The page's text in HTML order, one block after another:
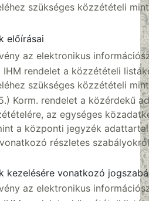
szükséges közzétételi
előírásai
az elektronikus
IHM rendelet a közzétételi
szükséges közzétételi
Korm. rendelet a közérdekű
az egységes
a központi jegyzék
részletes szabályokról
kezelésére vonatkozó
az elektronikus